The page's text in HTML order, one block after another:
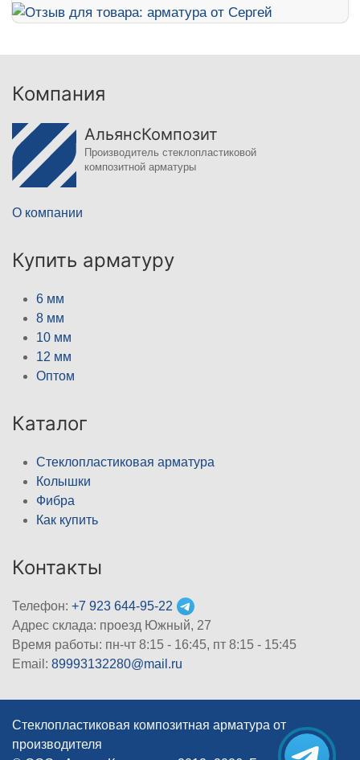
Компания
АльянсКомпозит
Производитель стеклопластиковой
композитной арматуры
О компании
Купить арматуру
6 мм
8 мм
10 мм
12 мм
Оптом
Каталог
Стеклопластиковая арматура
Колышки
Фибра
Как купить
Контакты
Телефон: +7 923 644-95-22
Адрес склада: проезд Южный, 27
Время работы: пн-чт 8:15 - 16:45, пт 8:15 - 15:45
Email: 89993132280@mail.ru
Стеклопластиковая композитная арматура от
производителя